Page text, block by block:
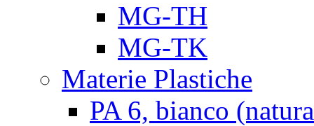
MG-TH
MG-TK
Materie Plastiche
PA 6, bianco